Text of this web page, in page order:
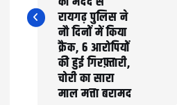
t
n
रायगढ़ पुलिस ने
नौ दिनों में किया
क्रैक, 6 आरोपियों
की हुई गिरफ़्तारी,
चोरी का सारा
माल मत्ता बरामद